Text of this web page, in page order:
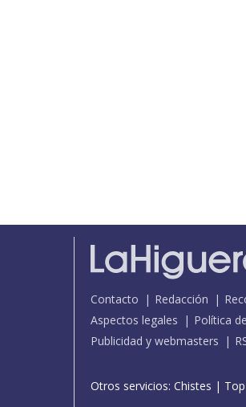
Contacto Redacción
Aspectos legales
Política
Publicidad y webmasters
Otros servicios: Chistes |